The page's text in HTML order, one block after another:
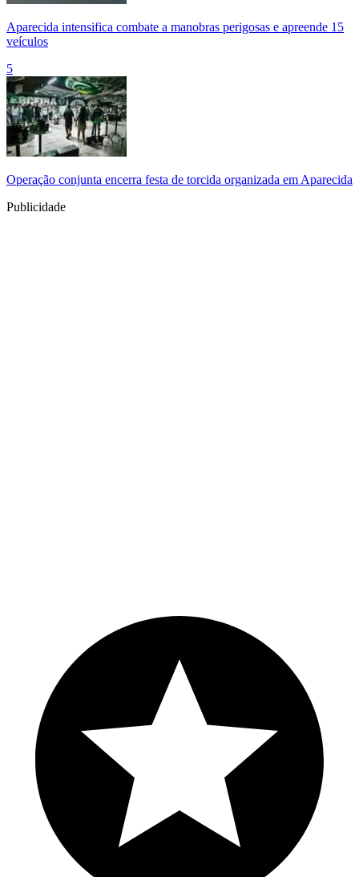
Aparecida intensifica combate a manobras perigosas e apreende 15
veículos
5
Operação conjunta encerra festa de torcida organizada em Aparecida
Publicidade